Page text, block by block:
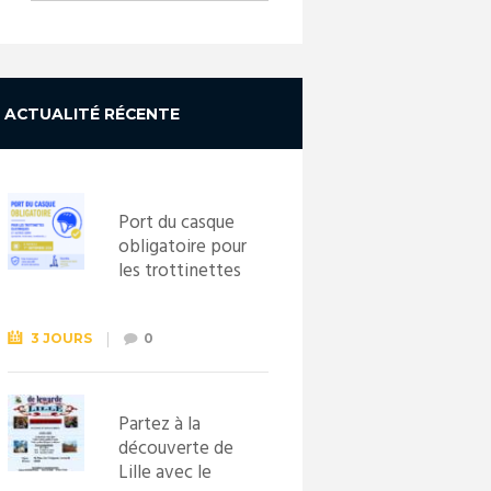
ACTUALITÉ RÉCENTE
Port du casque
obligatoire pour
les trottinettes
septembre
2026
3 JOURS 0
Partez à la
découverte de
Lille avec le